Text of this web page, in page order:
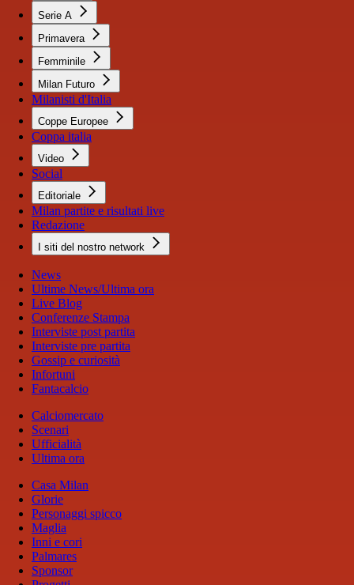
Serie A
Primavera
Femminile
Milan Futuro
Milanisti d'Italia
Coppe Europee
Coppa italia
Video
Social
Editoriale
Milan partite e risultati live
Redazione
I siti del nostro network
News
Ultime News/Ultima ora
Live Blog
Conferenze Stampa
Interviste post partita
Interviste pre partita
Gossip e curiosità
Infortuni
Fantacalcio
Calciomercato
Scenari
Ufficialità
Ultima ora
Casa Milan
Glorie
Personaggi spicco
Maglia
Inni e cori
Palmares
Sponsor